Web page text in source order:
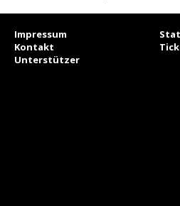
Impressum
Kontakt
Unterstützer